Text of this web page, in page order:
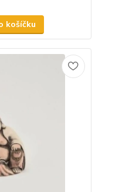
košíčku